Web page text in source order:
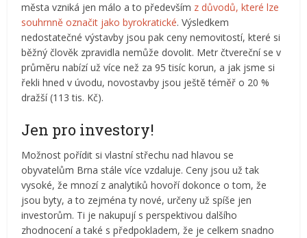
města vzniká jen málo a to především z důvodů, které lze
souhrnně označit jako byrokratické. Výsledkem
nedostatečné výstavby jsou pak ceny nemovitostí, které si
běžný člověk zpravidla nemůže dovolit. Metr čtvereční se v
průměru nabízí už více než za 95 tisíc korun, a jak jsme si
řekli hned v úvodu, novostavby jsou ještě téměř o 20 %
dražší (113 tis. Kč).
Jen pro investory!
Možnost pořídit si vlastní střechu nad hlavou se
obyvatelům Brna stále více vzdaluje. Ceny jsou už tak
vysoké, že mnozí z analytiků hovoří dokonce o tom, že
jsou byty, a to zejména ty nové, určeny už spíše jen
investorům. Ti je nakupují s perspektivou dalšího
zhodnocení a také s předpokladem, že je celkem snadno